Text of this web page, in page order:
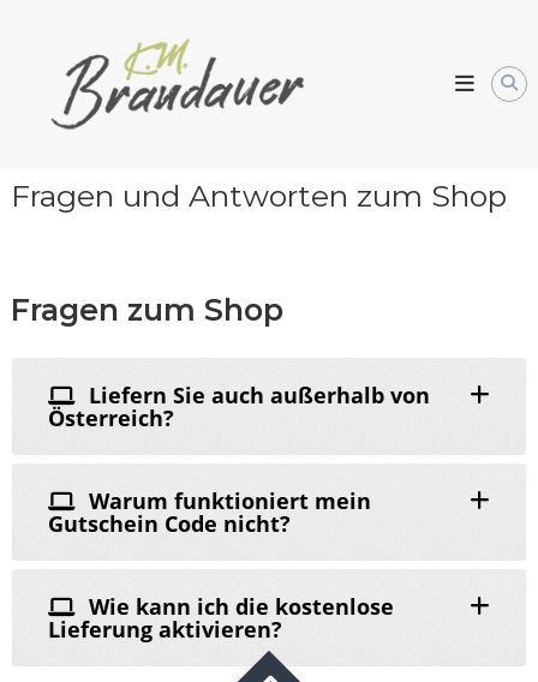
content
Kornelia
Brandauer
Fragen und Antworten zum Shop
Fragen zum Shop
Liefern Sie auch außerhalb von
Österreich?
Warum funktioniert mein
Gutschein Code nicht?
Wie kann ich die kostenlose
Lieferung aktivieren?